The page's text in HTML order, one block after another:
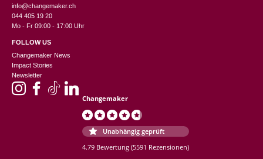
info@changemaker.ch
044 405 19 20
Mo - Fr 09:00 - 17:00 Uhr
FOLLOW US
Changemaker News
Impact Stories
Newsletter
Changemaker
Unabhängig geprüft
4.79 Bewertung (5591 Rezensionen)